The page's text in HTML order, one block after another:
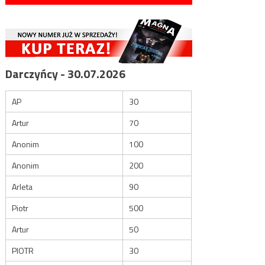
Darczyńcy - 30.07.2026
AP
30
Artur
70
Anonim
100
Anonim
200
Arleta
90
Piotr
500
Artur
50
PIOTR
30